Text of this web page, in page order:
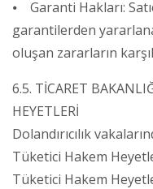
⦁ Garanti Hakları:
garantilerden
oluşan zararların
6.5. TİCARET
HEYETLERİ
Dolandırıcılık
Tüketici Hakem
Tüketici Hakem